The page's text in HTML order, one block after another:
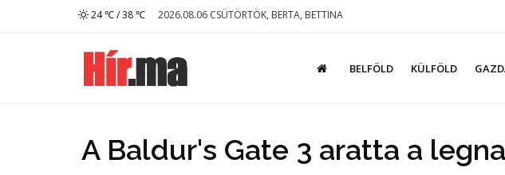
24 ℃ / 38 ℃ 2026.08.06 CSÜTÖRTÖK, BERTA, BETTINA
BELFÖLD KÜLFÖLD
A Baldur's Gate 3 aratta a